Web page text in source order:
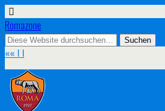
Romazone
«« l l